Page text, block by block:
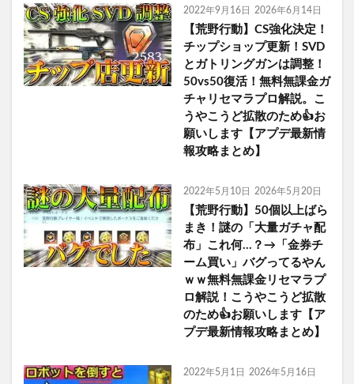
2022年9月16日 2026年6月14日
【荒野行動】CS強化決定！
チップショップ更新！SVD
とガトリングガンは調整！
50vs50復活！無料無課金ガ
チャリセマラプロ解説。こ
うやこうど拡散のため👍お
願いします【アプデ最新情
報攻略まとめ】
2022年5月10日 2026年5月20日
【荒野行動】50個以上ばら
まき！謎の「大量ガチャ配
布」これ何…？→「金券チ
ーム買い」バグってるやん
ｗｗ無料無課金リセマラプ
ロ解説！こうやこうど拡散
のため👍お願いします【ア
プデ最新情報攻略まとめ】
2022年5月1日 2026年5月16日